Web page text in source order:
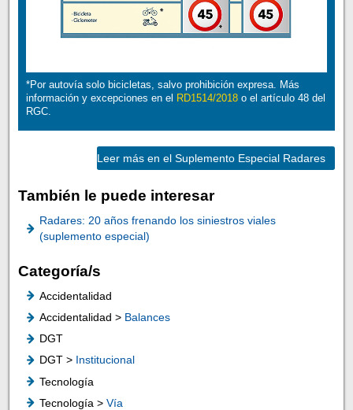
*Por autovía solo bicicletas, salvo prohibición expresa. Más
información y excepciones en el RD1514/2018o el artículo 48 del
RGC.
Leer más en el Suplemento Especial Radares
También le puede interesar
Radares: 20 años frenando los siniestros viales
(suplemento especial)
Categoría/s
Accidentalidad
Accidentalidad > Balances
DGT
DGT > Institucional
Tecnología
Tecnología > Vía